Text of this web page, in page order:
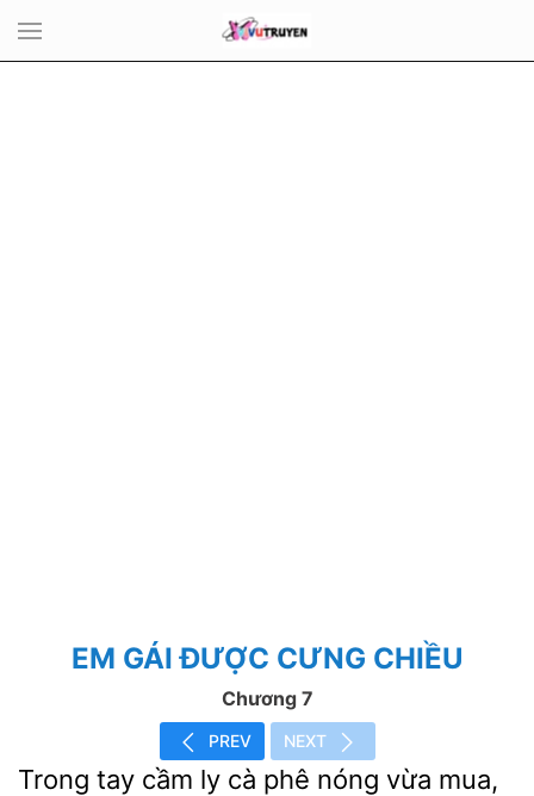
EM GÁI ĐƯỢC CƯNG CHIỀU
Chương 7
PREV NEXT
Trong tay
ly cà phê nóng vừa mua,